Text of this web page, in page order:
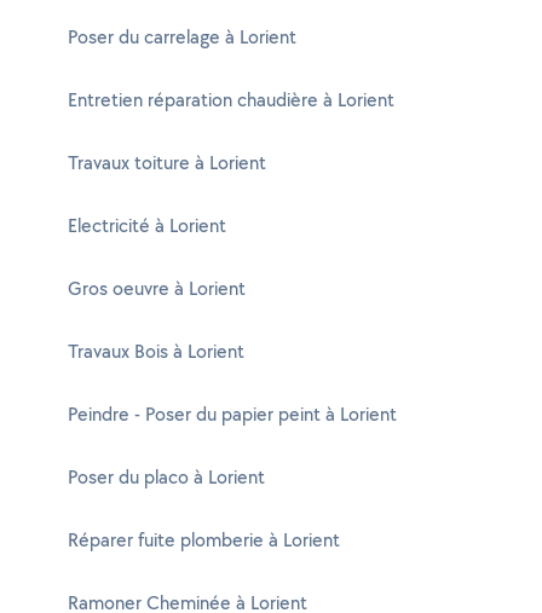
Poser du carrelage à Lorient
Entretien réparation chaudière à Lorient
Travaux toiture à Lorient
Electricité à Lorient
Gros oeuvre à Lorient
Travaux Bois à Lorient
Peindre - Poser du papier peint à Lorient
Poser du placo à Lorient
Réparer fuite plomberie à Lorient
Ramoner Cheminée à Lorient